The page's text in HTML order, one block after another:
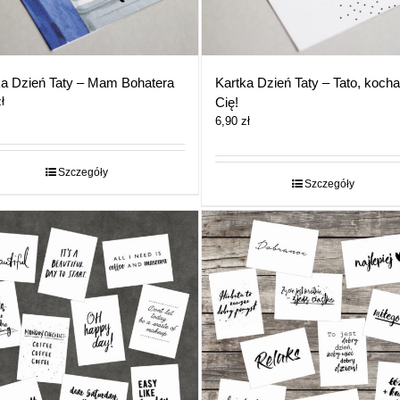
Dzień Taty – Mam Bohatera
Szczegóły
Kartka Dzień Taty – Tato,
Cię!
6,90 zł
Szczegóły